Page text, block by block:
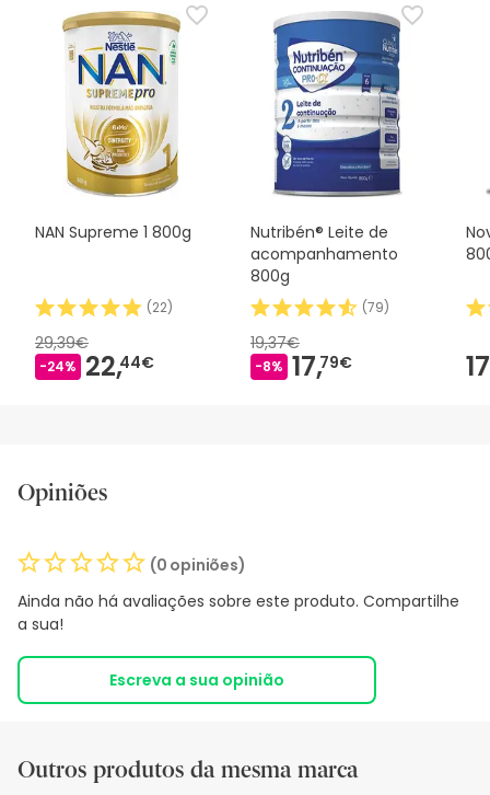
NAN Supreme 1 800g
(22)
29,39€
-24% 22,44€
Nutribén® Leite de
acompanhamento
800g
(79)
19,37€
-8% 17,79€
Opiniões
(0 opiniões)
Ainda não há avaliações sobre este produto. Compartilhe
a sua!
Escreva a sua opinião
Outros produtos da mesma marca